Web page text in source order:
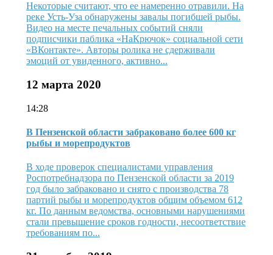
Некоторые считают, что ее намеренно отравили. На
реке Усть-Уза обнаружены завалы погибшей рыбы.
Видео на месте печальных событий сняли
подписчики паблика «НаКрючок» социальной сети
«ВКонтакте». Авторы ролика не сдерживали
эмоций от увиденного, активно...
12 марта 2020
14:28
В Пензенской области забраковано более 600 кг
рыбы и морепродуктов
В ходе проверок специалистами управления
Роспотребнадзора по Пензенской области за 2019
год было забраковано и снято с производства 78
партий рыбы и морепродуктов общим объемом 612
кг. По данным ведомства, основными нарушениями
стали превышение сроков годности, несоответствие
требованиям по...